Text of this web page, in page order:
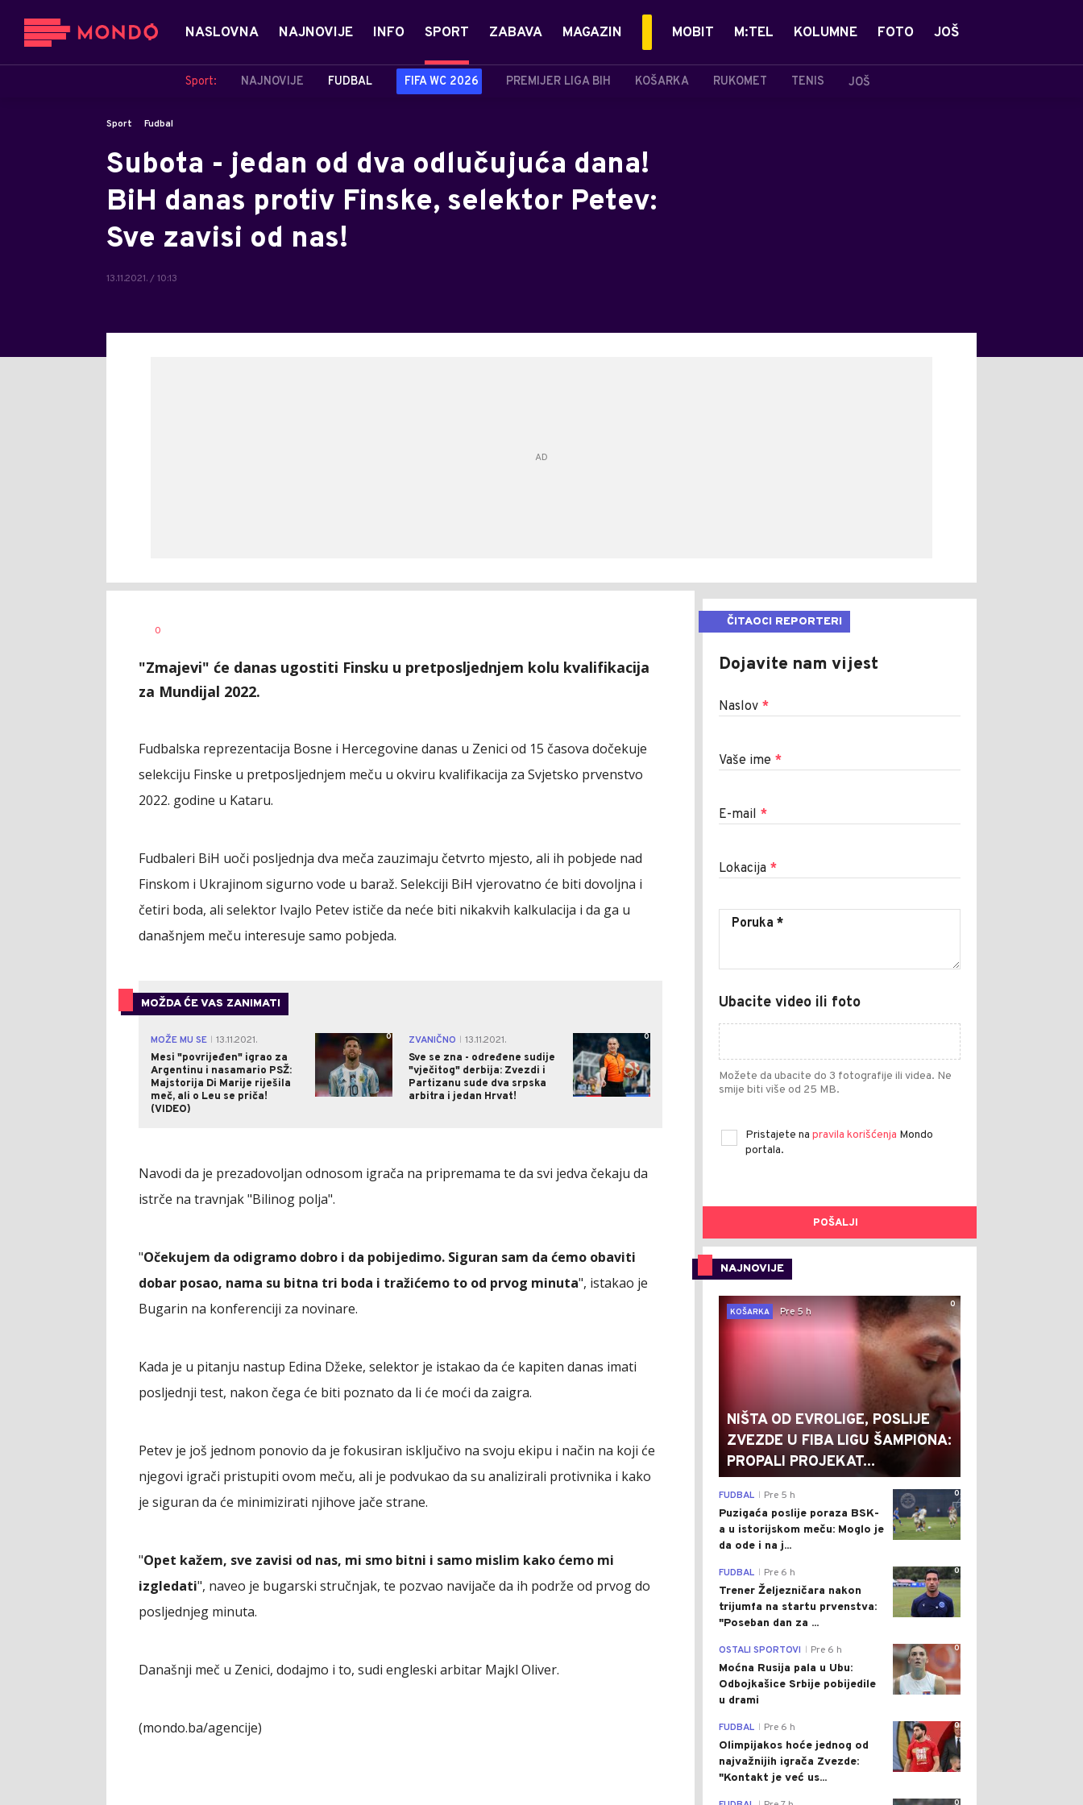
NASLOVNA NAJNOVIJE INFO SPORT
Sport: NAJNOVIJE FUDBAL FIFA WC 2026 PREMIJER LIGA BIH KOŠARKA RUKOMET TENIS JOŠ
ZABAVA MAGAZIN MOBIT M:TEL KOLUMNE FOTO JOŠ
Sport Fudbal
Subota - jedan od dva odlučujuća dana!
BiH danas protiv Finske, selektor Petev:
Sve zavisi od nas!
13.11.2021. / 10:13
AUTOR
0
"Zmajevi" će danas ugostiti Finsku u pretposljednjem kolu kvalifikacija
za Mundijal 2022.
Fudbalska reprezentacija Bosne i Hercegovine danas u Zenici od 15 časova dočekuje
selekciju Finske u pretposljednjem meču u okviru kvalifikacija za Svjetsko prvenstvo
2022. godine u Kataru.
Fudbaleri BiH uoči posljednja dva meča zauzimaju četvrto mjesto, ali ih pobjede nad
Finskom i Ukrajinom sigurno vode u baraž. Selekciji BiH vjerovatno će biti dovoljna i
četiri boda, ali selektor Ivajlo Petev ističe da neće biti nikakvih kalkulacija i da ga u
današnjem meču interesuje samo pobjeda.
MOŽDA ĆE VAS ZANIMATI
MOŽE MU SE
13.11.2021.
Mesi "povrijeđen" igrao za
Argentinu i nasamario PSŽ:
Majstorija Di Marije riješila
meč, ali o Leu se priča!
(VIDEO)
0 ZVANIČNO
13.11.2021.
Sve se zna - određene sudije
"vječitog" derbija: Zvezdi i
Partizanu sude dva srpska
arbitra i jedan Hrvat!
0
Navodi da je prezadovoljan odnosom igrača na pripremama te da svi jedva čekaju da
istrče na travnjak "Bilinog polja".
"Očekujem da odigramo dobro i da pobijedimo. Siguran sam da ćemo obaviti
dobar posao, nama su bitna tri boda i tražićemo to od prvog minuta", istakao je
Bugarin na konferenciji za novinare.
Kada je u pitanju nastup Edina Džeke, selektor je istakao da će kapiten danas imati
posljednji test, nakon čega će biti poznato da li će moći da zaigra.
Petev je još jednom ponovio da je fokusiran isključivo na svoju ekipu i način na koji će
njegovi igrači pristupiti ovom meču, ali je podvukao da su analizirali protivnika i kako
je siguran da će minimizirati njihove jače strane.
"Opet kažem, sve zavisi od nas, mi smo bitni i samo mislim kako ćemo mi
izgledati", naveo je bugarski stručnjak, te pozvao navijače da ih podrže od prvog do
posljednjeg minuta.
Današnji meč u Zenici, dodajmo i to, sudi engleski arbitar Majkl Oliver.
(mondo.ba/agencije)
ČITAOCI REPORTERI
Dojavite nam vijest
Naslov *
Vaše ime *
E-mail *
Lokacija *
Ubacite video ili foto
Možete da ubacite do 3 fotografije ili videa. Ne
smije biti više od 25 MB.
Pristajete na pravila korišćenja Mondo
portala.
POŠALJI
NAJNOVIJE
0
KOŠARKA
Pre 5 h
NIŠTA OD EVROLIGE, POSLIJE
ZVEZDE U FIBA LIGU ŠAMPIONA:
PROPALI PROJEKAT...
0
FUDBAL Pre 5 h
Puzigaća poslije poraza BSK-
a u istorijskom meču: Moglo je
da ode i na j...
0
FUDBAL Pre 6 h
Trener Željezničara nakon
trijumfa na startu prvenstva:
"Poseban dan za ...
0
OSTALI SPORTOVI Pre 6 h
Moćna Rusija pala u Ubu:
Odbojkašice Srbije pobijedile
u drami
0
FUDBAL Pre 6 h
Olimpijakos hoće jednog od
najvažnijih igrača Zvezde:
"Kontakt je već us...
0